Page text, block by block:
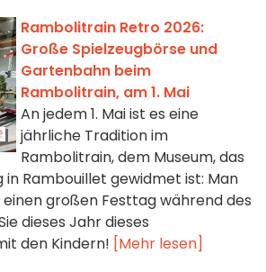
Rambolitrain Retro 2026:
Große Spielzeugbörse und
Gartenbahn beim
Rambolitrain, am 1. Mai
An jedem 1. Mai ist es eine
jährliche Tradition im
Rambolitrain, dem Museum, das
in Rambouillet gewidmet ist: Man
großen Festtag während des
dieses Jahr dieses
den Kindern! [Mehr lesen]